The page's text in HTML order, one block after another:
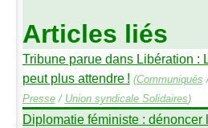
Articles liés
Tribune parue dans Libération :
peut plus attendre ! (Communiqués
Presse/ Union syndicale Solidaires)
Diplomatie féministe : dénoncer